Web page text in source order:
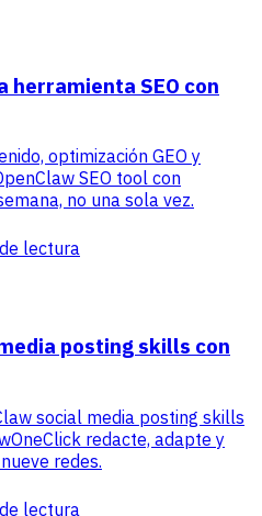
herramienta SEO con
optimización GEO y
SEO tool con
no una sola vez.
lectura
posting skills con
social media posting skills
redacte, adapte y
redes.
lectura